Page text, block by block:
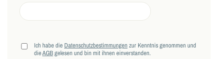
Ich habe die Datenschutzbestimmungen zur Kenntnis genommen und
dieAGBgelesen und bin mit ihnen einverstanden.